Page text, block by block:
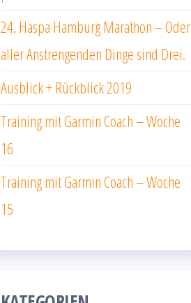
24. Haspa Hamburg Marathon – Oder
aller Anstrengenden Dinge sind Drei.
Ausblick + Rückblick 2019
Training mit Garmin Coach – Woche
16
Training mit Garmin Coach – Woche
15